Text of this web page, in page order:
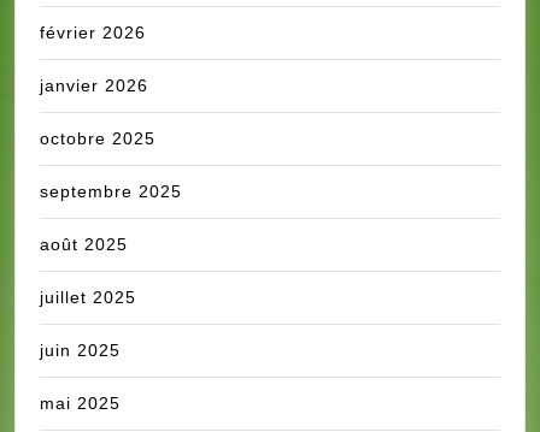
février 2026
janvier 2026
octobre 2025
septembre 2025
août 2025
juillet 2025
juin 2025
mai 2025